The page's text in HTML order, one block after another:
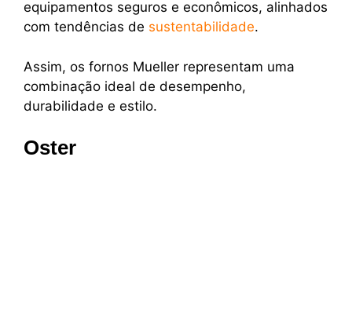
equipamentos seguros e econômicos, alinhados
com tendências de sustentabilidade.
Assim, os fornos Mueller representam uma
combinação ideal de desempenho,
durabilidade e estilo.
Oster